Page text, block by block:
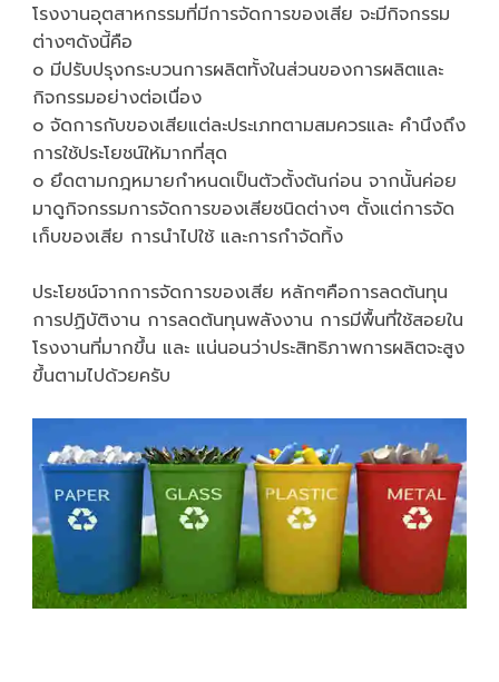
โรงงานอุตสาหกรรมที่มีการจัดการของเสีย จะมีกิจกรรม
ต่างๆดังนี้คือ
๐ มีปรับปรุงกระบวนการผลิตทั้งในส่วนของการผลิตและ
กิจกรรมอย่างต่อเนื่อง
๐ จัดการกับของเสียแต่ละประเภทตามสมควรและ คำนึงถึง
การใช้ประโยชน์ให้มากที่สุด
๐ ยึดตามกฎหมายกําหนดเป็นตัวตั้งต้นก่อน จากนั้นค่อย
มาดูกิจกรรมการจัดการของเสียชนิดต่างๆ ตั้งแต่การจัด
เก็บของเสีย การนําไปใช้ และการกำจัดทิ้ง
ประโยชน์จากการจัดการของเสีย หลักๆคือการลดต้นทุน
การปฏิบัติงาน การลดต้นทุนพลังงาน การมีพื้นที่ใช้สอยใน
โรงงานที่มากขึ้น และ แน่นอนว่าประสิทธิภาพการผลิตจะสูง
ขึ้นตามไปด้วยครับ